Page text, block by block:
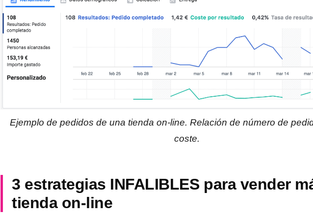
Ejemplo de pedidos de una tienda on-line. Relación de número de
coste.
3 estrategias INFALIBLES para vender
tienda on-line